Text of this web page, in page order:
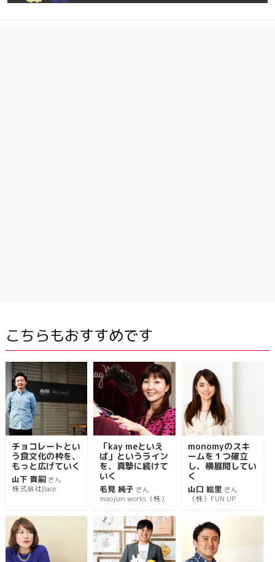
こちらもおすすめです
チョコレートとい
う食文化の枠を、
もっと広げていく
山下 貴嗣 さん
株式会社βace
「kay meといえ
ば」というライン
を、真摯に続けて
いく
毛見 純子 さん
maojian works（株）
monomyのスキ
ームを１つ確立
し、横展開してい
く
山口 絵里 さん
（株）FUN UP